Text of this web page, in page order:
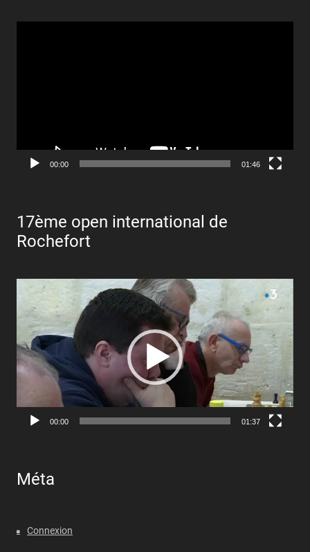
00:00 01:46
17ème open international de
Rochefort
Lecteur
00:00 01:37
Méta
Connexion